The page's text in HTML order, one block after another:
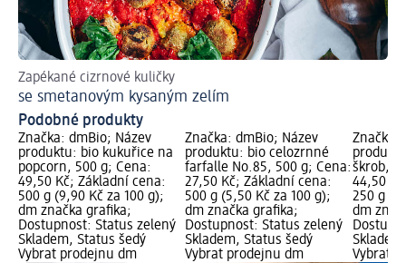
Zapékané cizrnové kuličky
se smetanovým kysaným zelím
Podobné produkty
Značka: dmBio; Název
produktu: bio kukuřice na
popcorn, 500 g; Cena:
49,50 Kč; Základní cena:
500 g (9,90 Kč za 100 g);
dm značka grafika;
Dostupnost: Status zelený
Skladem, Status šedý
Vybrat prodejnu dm
Značka: dmBio; Název
produktu: bio celozrnné
farfalle No.85, 500 g; Cena:
27,50 Kč; Základní cena:
500 g (5,50 Kč za 100 g);
dm značka grafika;
Dostupnost: Status zelený
Skladem, Status šedý
Vybrat prodejnu dm
Značka:
škrob,
44,50
250 g
dm
Vybrat